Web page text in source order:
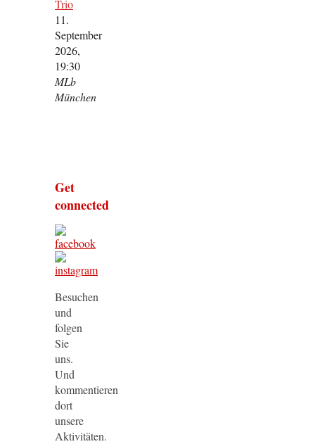
Trio
11.
September
2026,
19:30
MLb
München
Get
connected
Besuchen
und
folgen
Sie
uns.
Und
kommentieren
dort
unsere
Aktivitäten.